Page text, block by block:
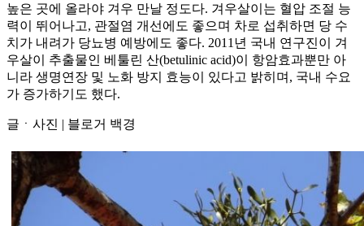
높은 곳에 올라야 겨우 만날 정도다. 겨우살이는 혈압 조절 능
력이 뛰어나고, 관절염 개선에도 좋으며 차로 섭취하면 당 수
치가 내려가 당뇨병 예방에도 좋다. 2011년 국내 연구진이 겨
우살이 추출물인 베툴린 산(betulinic acid)이 항암효과뿐만 아
니라 생명연장 및 노화 방지 효능이 있다고 밝히며, 국내 수요
가 증가하기도 했다.
글ㆍ사진 | 블로거 백경